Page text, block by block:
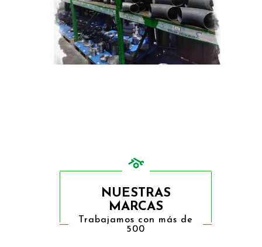
NUESTRAS
MARCAS
Trabajamos con más de
500